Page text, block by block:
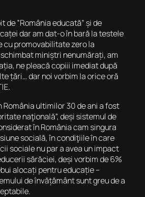
de ”România educată” și de
dar am dat-o în bară la testele
cu promovabilitate zero la
miniștri nenumărați, am
ne pleacă copiii imediat după
țări… dar noi vorbim la orice oră
România ultimilor 30 de ani a fost
naţională”, deși sistemul de
în România cam singura
socială, în condiţiile în care
sociale nu par a avea un impact
sărăciei, deși vorbim de 6%
alocați pentru educație –
de învățământ sunt greu de a